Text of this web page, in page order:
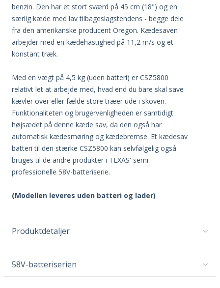
benzin. Den har et stort sværd på 45 cm (18") og en
særlig kæde med lav tilbageslagstendens - begge dele
fra den amerikanske producent Oregon. Kædesaven
arbejder med en kædehastighed på 11,2 m/s og et
konstant træk.
Med en vægt på 4,5 kg (uden batteri) er CSZ5800
relativt let at arbejde med, hvad end du bare skal save
kævler over eller fælde store træer ude i skoven.
Funktionaliteten og brugervenligheden er samtidigt
højsædet på denne kæde sav, da den også har
automatisk kædesmøring og kædebremse. Et kædesav
batteri til den stærke CSZ5800 kan selvfølgelig også
bruges til de andre produkter i TEXAS' semi-
professionelle 58V-batteriserie.
(Modellen leveres uden batteri og lader)
Produktdetaljer
58V-batteriserien